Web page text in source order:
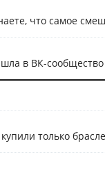
что самое
в ВК-
только